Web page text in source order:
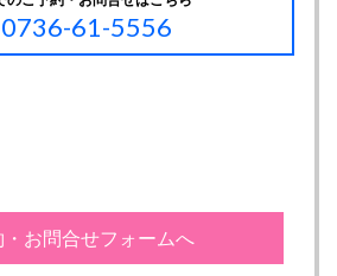
0736-61-5556
・お問合せフォームへ